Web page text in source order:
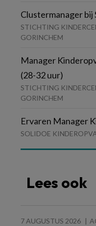
Clustermanager bij
STICHTING
GORINCHEM
Manager
(28-32 uur)
STICHTING
GORINCHEM
Ervaren Manager
SOLIDOE
Lees ook
7 AUGUSTUS 2026